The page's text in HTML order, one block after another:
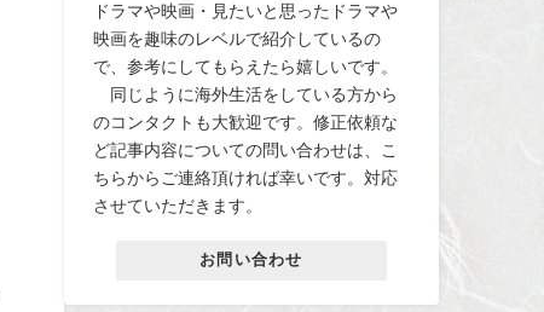
ドラマや映画・見たいと思ったドラマや
映画を趣味のレベルで紹介しているの
で、参考にしてもらえたら嬉しいです。
同じように海外生活をしている方から
のコンタクトも大歓迎です。修正依頼な
ど記事内容についての問い合わせは、こ
ちらからご連絡頂ければ幸いです。対応
させていただきます。
お問い合わせ